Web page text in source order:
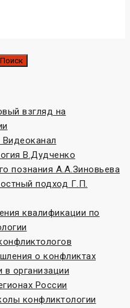
взгляд на
В.Дудченко
познания А.А.Зиновьева
подход Г.П.
квалификации по
о конфликтах
в организации
России
конфликтологии